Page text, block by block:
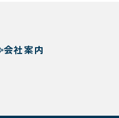
会社案内